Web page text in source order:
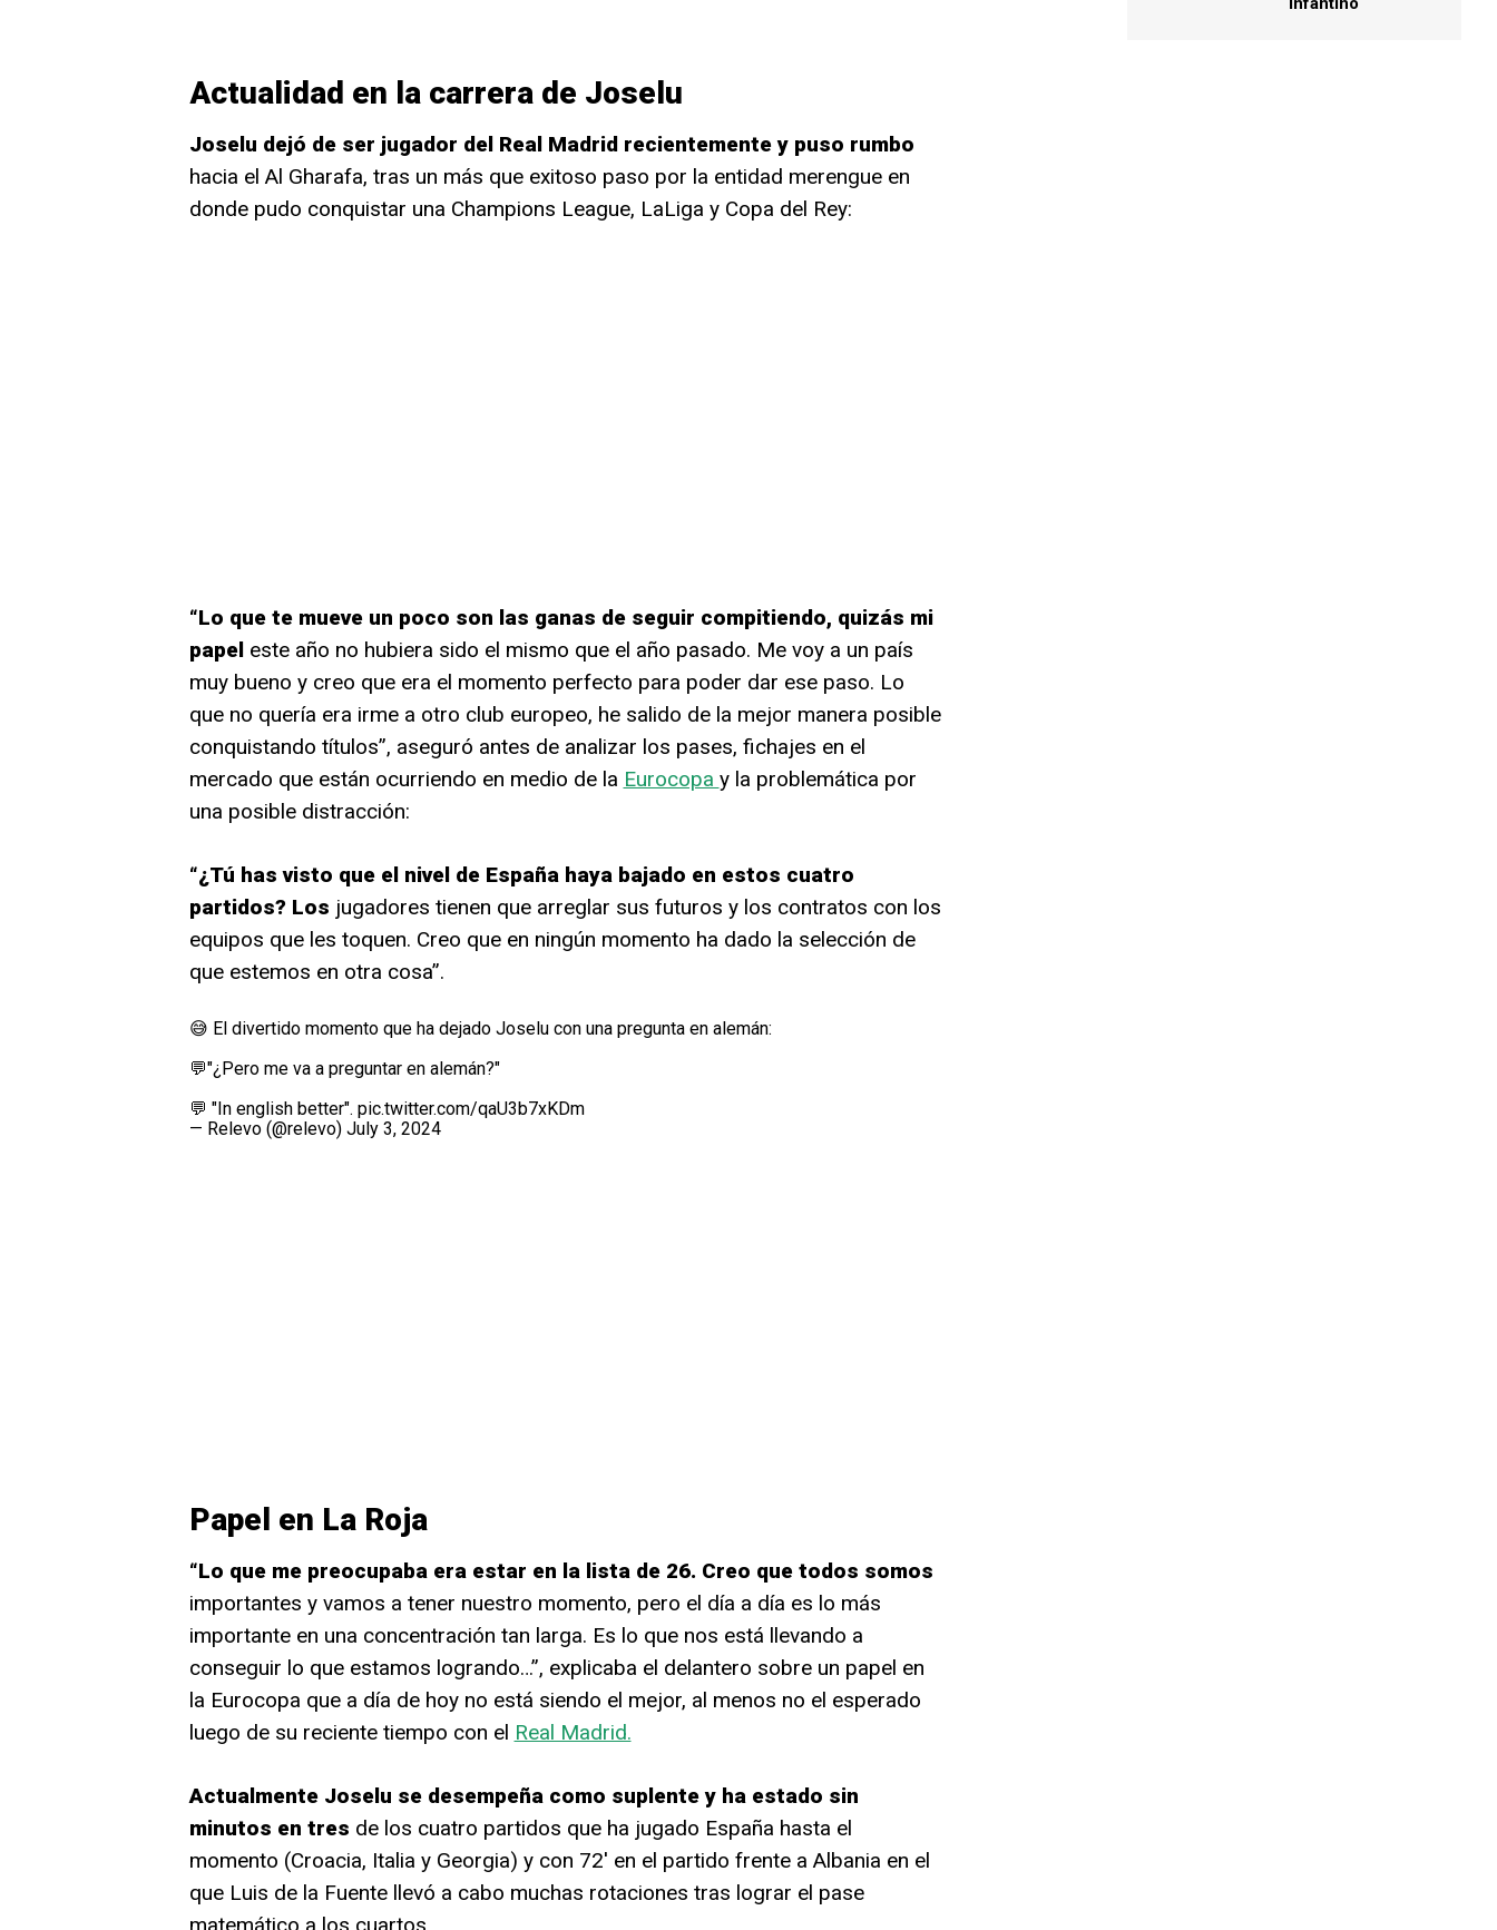
Actualidad en la carrera de Joselu
Joselu dejó de ser jugador del Real Madrid recientemente y puso rumbo
hacia el Al Gharafa, tras un más que exitoso paso por la entidad merengue en
donde pudo conquistar una Champions League, LaLiga y Copa del Rey:
“Lo que te mueve un poco son las ganas de seguir compitiendo, quizás mi
papeleste año no hubiera sido el mismo que el año pasado. Me voy a un país
muy bueno y creo que era el momento perfecto para poder dar ese paso. Lo
que no quería era irme a otro club europeo, he salido de la mejor manera posible
conquistando títulos”, aseguró antes de analizar los pases, fichajes en el
mercado que están ocurriendo en medio de la Eurocopa y la problemática por
una posible distracción:
“¿Tú has visto que el nivel de España haya bajado en estos cuatro
partidos? Los jugadores tienen que arreglar sus futuros y los contratos con los
equipos que les toquen. Creo que en ningún momento ha dado la selección de
que estemos en otra cosa”.
😅 El divertido momento que ha dejado Joselu con una pregunta en alemán:
💬"¿Pero me va a preguntar en alemán?"
💬 "In english better". pic.twitter.com/qaU3b7xKDm
— Relevo (@relevo) July 3, 2024
Papel en La Roja
“Lo que me preocupaba era estar en la lista de 26. Creo que todos somos
importantes y vamos a tener nuestro momento, pero el día a día es lo más
importante en una concentración tan larga. Es lo que nos está llevando a
conseguir lo que estamos logrando…”, explicaba el delantero sobre un papel en
la Eurocopa que a día de hoy no está siendo el mejor, al menos no el esperado
luego de su reciente tiempo con el Real Madrid.
Actualmente Joselu se desempeña como suplente y ha estado sin
minutos en tres de los cuatro partidos que ha jugado España hasta el
momento (Croacia, Italia y Georgia) y con 72′ en el partido frente a Albania en el
que Luis de la Fuente llevó a cabo muchas rotaciones tras lograr el pase